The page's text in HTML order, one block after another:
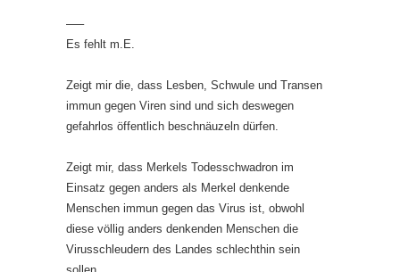
—–
Es fehlt m.E.
Zeigt mir die, dass Lesben, Schwule und Transen
immun gegen Viren sind und sich deswegen
gefahrlos öffentlich beschnäuzeln dürfen.
Zeigt mir, dass Merkels Todesschwadron im
Einsatz gegen anders als Merkel denkende
Menschen immun gegen das Virus ist, obwohl
diese völlig anders denkenden Menschen die
Virusschleudern des Landes schlechthin sein